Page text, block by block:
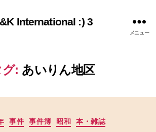
International :) 3
メニュー
グ: あいりん地区
カ
事件 事件簿 昭和 本・雑誌